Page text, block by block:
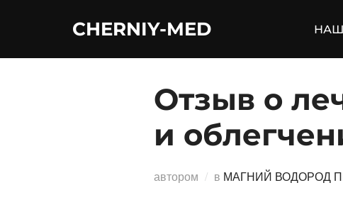
CHERNIY-MED
Отзыв о
и
автором в МАГНИЙ ВОДОРОД